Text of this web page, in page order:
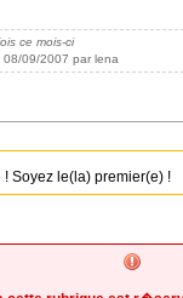
ce mois-ci
09/2007 par lena
Soyez le(la) premier(e) !